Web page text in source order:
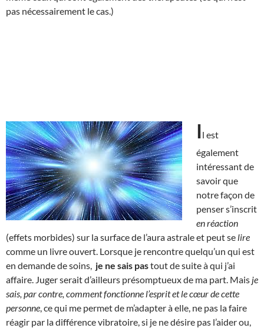
pas nécessairement le cas.)
Il est
également
intéressant de
savoir que
notre façon de
penser s’inscrit
en réaction
(effets morbides) sur la surface de l’aura astrale et peut se lire
comme un livre ouvert. Lorsque je rencontre quelqu’un qui est
en demande de soins, je ne sais pastout de suite à qui j’ai
affaire. Juger serait d’ailleurs présomptueux de ma part. Mais je
sais, par contre, comment fonctionne l’esprit et le cœur de cette
personne , ce qui me permet de m’adapter à elle, ne pas la faire
réagir par la différence vibratoire, si je ne désire pas l’aider ou,